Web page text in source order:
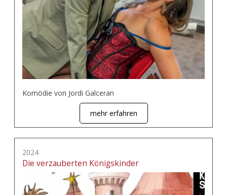
Komödie von Jordi Galceran
mehr erfahren
2024
Die verzauberten Königskinder